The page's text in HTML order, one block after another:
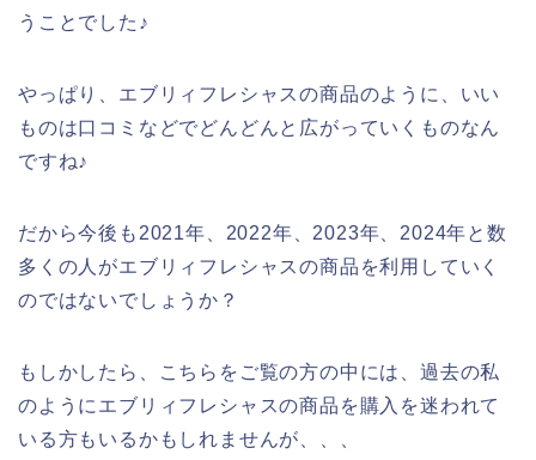
うことでした♪
やっぱり、エブリィフレシャスの商品のように、いい
ものは口コミなどでどんどんと広がっていくものなん
ですね♪
だから今後も2021年、2022年、2023年、2024年と数
多くの人がエブリィフレシャスの商品を利用していく
のではないでしょうか？
もしかしたら、こちらをご覧の方の中には、過去の私
のようにエブリィフレシャスの商品を購入を迷われて
いる方もいるかもしれませんが、、、